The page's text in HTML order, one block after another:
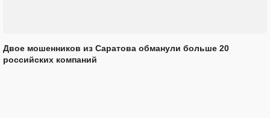
Двое мошенников из Саратова обманули больше 20
российских компаний